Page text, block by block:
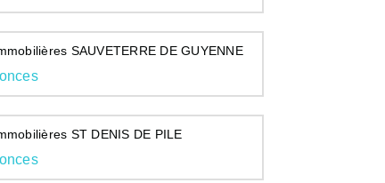
SAUVETERRE DE GUYENNE
ST DENIS DE PILE